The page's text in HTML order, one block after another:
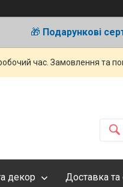
🎁 Подарункові
час. Замовлення та
декор Доставка та